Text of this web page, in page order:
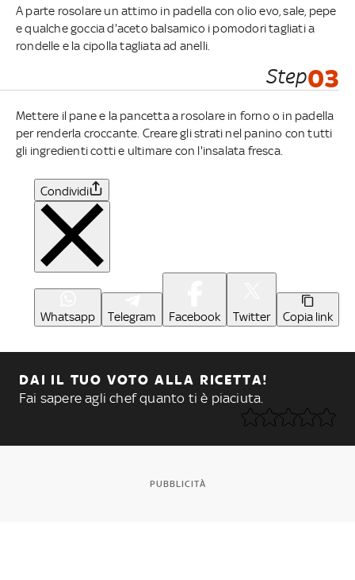
A parte rosolare un attimo in padella con olio evo, sale, pepe
e qualche goccia d'aceto balsamico i pomodori tagliati a
rondelle e la cipolla tagliata ad anelli.
Step03
Mettere il pane e la pancetta a rosolare in forno o in padella
per renderla croccante. Creare gli strati nel panino con tutti
gli ingredienti cotti e ultimare con l'insalata fresca.
Condividi
Whatsapp Telegram Facebook Twitter Copia link
DAI IL TUO VOTO ALLA RICETTA!
Fai sapere agli chef quanto ti è piaciuta.
PUBBLICITÀ